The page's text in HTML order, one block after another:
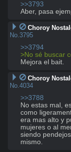
>>3793
Aber, pasa
Choroy
No.3795
>>3794
>No sé buscar
Mejora el bait.
Choroy
No.4034
>>3788
No estas mal,
como
era mas alto y
mujeres o al
siendo
mismo.